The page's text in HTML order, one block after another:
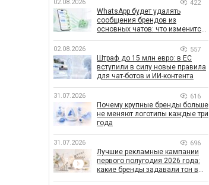
02.08.2026 422
WhatsApp будет удалять
сообщения брендов из
основных чатов: что изменится
02.08.2026 557
Штраф до 15 млн евро: в ЕС
вступили в силу новые правила
для чат-ботов и ИИ-контента
31.07.2026 616
Почему крупные бренды больше
не меняют логотипы каждые три
года
31.07.2026 696
Лучшие рекламные кампании
первого полугодия 2026 года:
какие бренды задавали тон в